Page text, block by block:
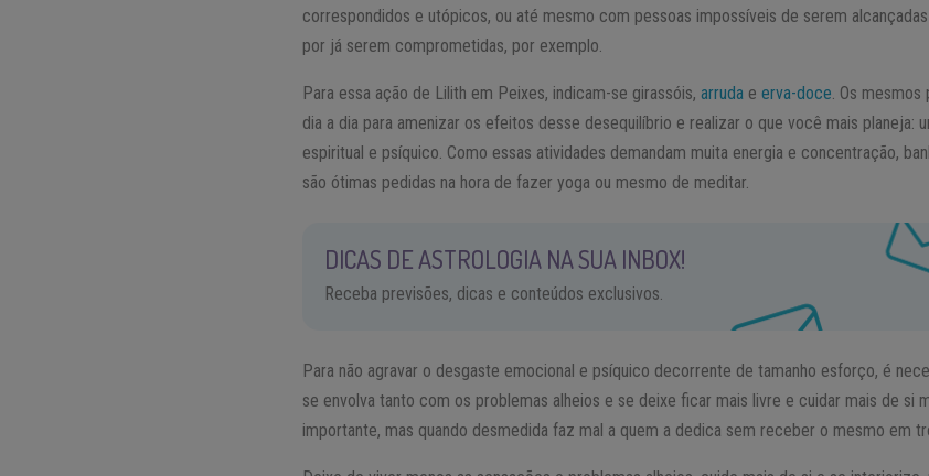
correspondidos e utópicos, ou até mesmo com pessoas impossíveis de serem
por já serem comprometidas, por exemplo.
Para essa ação de Lilith em Peixes, indicam-se girassóis,arruda eerva-doce. Os mesmos
dia a dia para amenizar os efeitos desse desequilíbrio e realizar o que você mais planeja:
espiritual e psíquico. Como essas atividades demandam muita energia e concentração,
são ótimas pedidas na hora de fazer yoga ou mesmo de meditar.
DICAS DE ASTROLOGIA NA SUA INBOX!
Receba previsões, dicas e conteúdos exclusivos.
Para não agravar o desgaste emocional e psíquico decorrente de tamanho esforço, é
se envolva tanto com os problemas alheios e se deixe ficar mais livre e cuidar mais de si
importante, mas quando desmedida faz mal a quem a dedica sem receber o mesmo em